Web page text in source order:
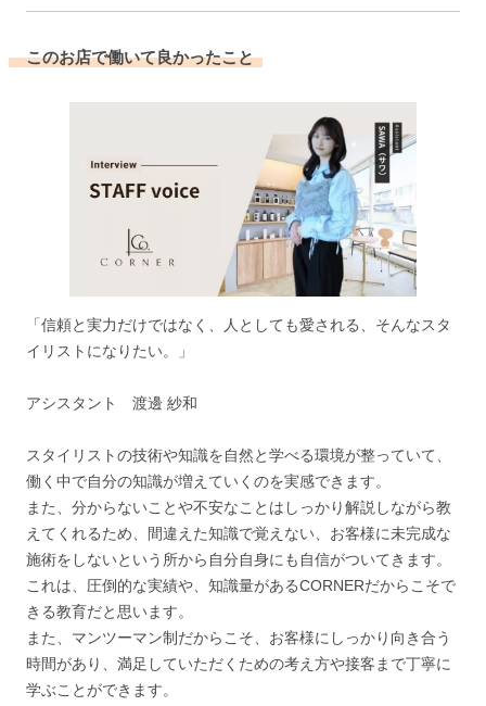
このお店で働いて良かったこと
「信頼と実力だけではなく、人としても愛される、そんなスタ
イリストになりたい。」
アシスタント 渡邊 紗和
スタイリストの技術や知識を自然と学べる環境が整っていて、
働く中で自分の知識が増えていくのを実感できます。
また、分からないことや不安なことはしっかり解説しながら教
えてくれるため、間違えた知識で覚えない、お客様に未完成な
施術をしないという所から自分自身にも自信がついてきます。
これは、圧倒的な実績や、知識量があるCORNERだからこそで
きる教育だと思います。
また、マンツーマン制だからこそ、お客様にしっかり向き合う
時間があり、満足していただくための考え方や接客まで丁寧に
学ぶことができます。